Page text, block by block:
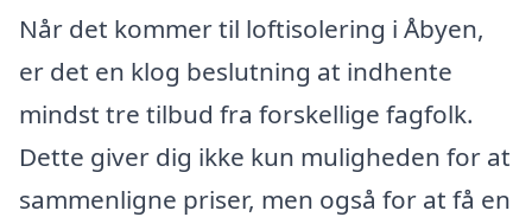
Når det kommer til loftisolering i Åbyen,
er det en klog beslutning at indhente
mindst tre tilbud fra forskellige fagfolk.
Dette giver dig ikke kun muligheden for at
sammenligne priser, men også for at få en